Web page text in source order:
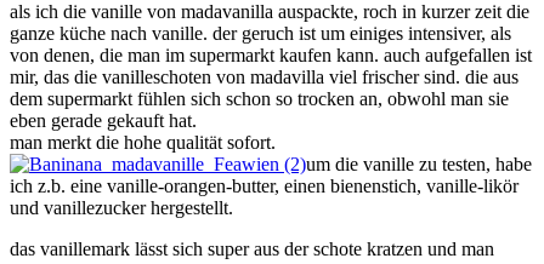
als ich die vanille von madavanilla auspackte, roch in kurzer zeit die
ganze küche nach vanille. der geruch ist um einiges intensiver, als
von denen, die man im supermarkt kaufen kann. auch aufgefallen ist
mir, das die vanilleschoten von madavilla viel frischer sind. die aus
dem supermarkt fühlen sich schon so trocken an, obwohl man sie
eben gerade gekauft hat.
man merkt die hohe qualität sofort.
um die vanille zu testen, habe
ich z.b. eine vanille-orangen-butter, einen bienenstich, vanille-likör
und vanillezucker hergestellt.
das vanillemark lässt sich super aus der schote kratzen und man